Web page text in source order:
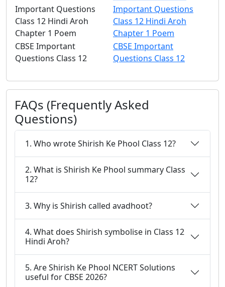
Important Questions
Class 12 Hindi Aroh
Chapter 1 Poem
Important Questions
Class 12 Hindi Aroh
Chapter 1 Poem
CBSE Important
Questions Class 12
CBSE Important
Questions Class 12
FAQs (Frequently Asked
Questions)
1. Who wrote Shirish Ke Phool Class 12?
2. What is Shirish Ke Phool summary Class
12?
3. Why is Shirish called avadhoot?
4. What does Shirish symbolise in Class 12
Hindi Aroh?
5. Are Shirish Ke Phool NCERT Solutions
useful for CBSE 2026?